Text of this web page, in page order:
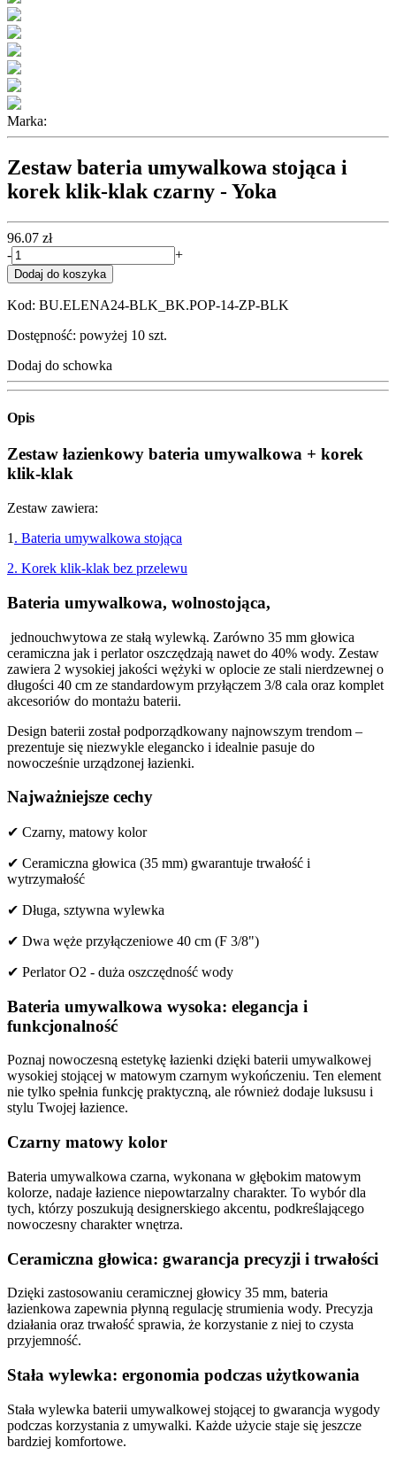
Marka:
Zestaw bateria umywalkowa stojąca i
korek klik-klak czarny - Yoka
96.07 zł
-
+
Dodaj do koszyka
Kod: BU.ELENA24-BLK_BK.POP-14-ZP-BLK
Dostępność: powyżej 10 szt.
Dodaj do schowka
Opis
Zestaw łazienkowy bateria umywalkowa + korek
klik-klak
Zestaw zawiera:
1 . Bateria umywalkowa stojąca
2. Korek klik-klak bez przelewu
Bateria umywalkowa, wolnostojąca,
jednouchwytowa ze stałą wylewką. Zarówno 35 mm głowica
ceramiczna jak i perlator oszczędzają nawet do 40% wody. Zestaw
zawiera 2 wysokiej jakości wężyki w oplocie ze stali nierdzewnej o
długości 40 cm ze standardowym przyłączem 3/8 cala oraz komplet
akcesoriów do montażu baterii.
Design baterii został podporządkowany najnowszym trendom –
prezentuje się niezwykle elegancko i idealnie pasuje do
nowocześnie urządzonej łazienki.
Najważniejsze cechy
✔ Czarny, matowy kolor
✔ Ceramiczna głowica (35 mm) gwarantuje trwałość i
wytrzymałość
✔ Długa, sztywna wylewka
✔ Dwa węże przyłączeniowe 40 cm (F 3/8")
✔ Perlator O2 - duża oszczędność wody
Bateria umywalkowa wysoka: elegancja i
funkcjonalność
Poznaj nowoczesną estetykę łazienki dzięki baterii umywalkowej
wysokiej stojącej w matowym czarnym wykończeniu. Ten element
nie tylko spełnia funkcję praktyczną, ale również dodaje luksusu i
stylu Twojej łazience.
Czarny matowy kolor
Bateria umywalkowa czarna, wykonana w głębokim matowym
kolorze, nadaje łazience niepowtarzalny charakter. To wybór dla
tych, którzy poszukują designerskiego akcentu, podkreślającego
nowoczesny charakter wnętrza.
Ceramiczna głowica: gwarancja precyzji i trwałości
Dzięki zastosowaniu ceramicznej głowicy 35 mm, bateria
łazienkowa zapewnia płynną regulację strumienia wody. Precyzja
działania oraz trwałość sprawia, że korzystanie z niej to czysta
przyjemność.
Stała wylewka: ergonomia podczas użytkowania
Stała wylewka baterii umywalkowej stojącej to gwarancja wygody
podczas korzystania z umywalki. Każde użycie staje się jeszcze
bardziej komfortowe.